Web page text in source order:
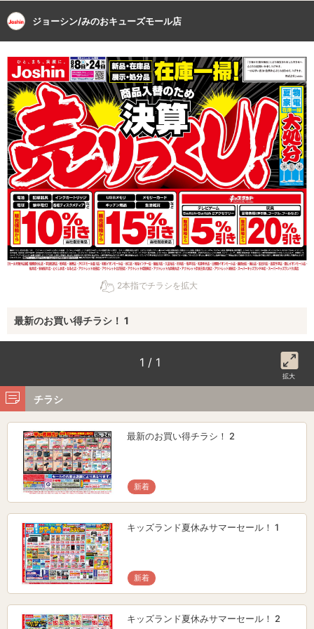
ジョーシン/みのおキューズモール店
2本指でチラシを拡大
最新のお買い得チラシ！ 1
1 / 1
拡大
チラシ
最新のお買い得チラシ！ 2
新着
キッズランド夏休みサマーセール！ 1
新着
キッズランド夏休みサマーセール！ 2